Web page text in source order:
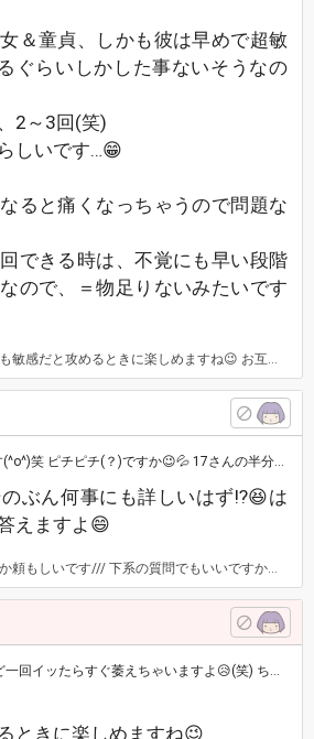
＆童貞、しかも彼は早めで超敏
ぐらいしかした事ないそうなの
2～3回(笑)
しいです…😁
ると痛くなっちゃうので問題な
できる時は、不覚にも早い段階
ので、＝物足りないみたいです
ね😉 お互い初めてなんて羨ましいです！ 不覚にも、って(笑) 彼氏さんはいつもギリギリまで我慢してからイくんですかね？
チ(？)ですか😉💦 17さんの半分の年齢ですもんね(^_^;) なんか変な感じだぁ😳
ぶん何事にも詳しいはず⁉😆は
えますよ😄
頼もしいです/// 下系の質問でもいいですか？💦
いますよ😥(笑) ちなみにお互い処女＆童貞、しかも彼は早めで超敏感、一人Hも数えるぐらいしかした事…
ときに楽しめますね😉